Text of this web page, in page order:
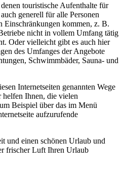
touristische Aufenthalte für
generell für alle Personen
Einschränkungen kommen, z. B.
nicht in vollem Umfang tätig
Oder vielleicht gibt es auch hier
des Umfanges der Angebote
Schwimmbäder, Sauna- und
Internetseiten genannten Wege
Ihnen, die vielen
Beispiel über das im Menü
aufzurufende
und einen schönen Urlaub und
frischer Luft Ihren Urlaub